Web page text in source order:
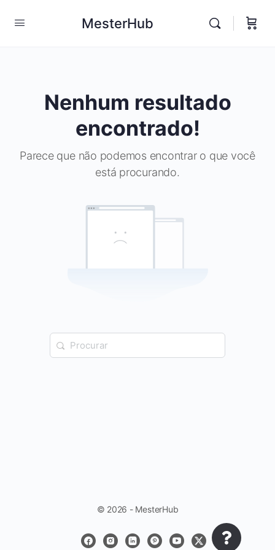
MesterHub
Nenhum resultado
encontrado!
Parece que não podemos encontrar o que você
está procurando.
© 2026 - MesterHub